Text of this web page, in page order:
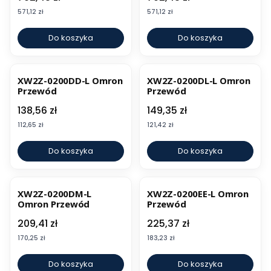
Cena
571,12 zł
Do koszyka
Cena
571,12 zł
Do koszyka
XW2Z-0200DD-L Omron
Przewód
Cena
138,56 zł
Cena
112,65 zł
Do koszyka
XW2Z-0200DL-L Omron
Przewód
Cena
149,35 zł
Cena
121,42 zł
Do koszyka
XW2Z-0200DM-L
Omron Przewód
Cena
209,41 zł
Cena
170,25 zł
Do koszyka
XW2Z-0200EE-L Omron
Przewód
Cena
225,37 zł
Cena
183,23 zł
Do koszyka